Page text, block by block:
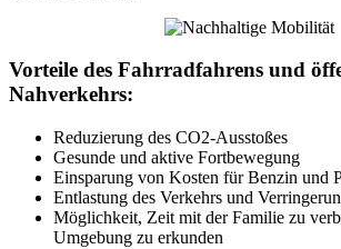
Vorteile des Fahrradfahrens und
Nahverkehrs:
Reduzierung des CO2-Ausstoßes
Gesunde und aktive Fortbewegung
Einsparung von Kosten für Benzin und
Entlastung des Verkehrs und
Möglichkeit, Zeit mit der Familie zu
Umgebung zu erkunden